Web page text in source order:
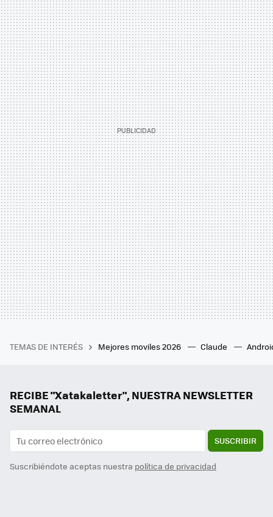
TEMAS DE INTERÉS Mejores moviles 2026 Claude
RECIBE "Xatakaletter", NUESTRA NEWSLETTER
SEMANAL
SUSCRIBIR
Suscribiéndote aceptas nuestra política de privacidad